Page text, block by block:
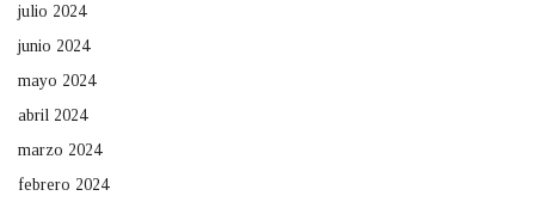
julio 2024
junio 2024
mayo 2024
abril 2024
marzo 2024
febrero 2024